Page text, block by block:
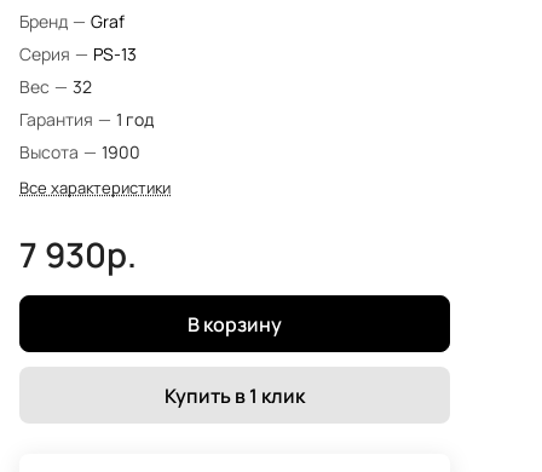
Бренд — Graf
Серия — PS-13
Вес — 32
Гарантия — 1 год
Высота — 1900
Все характеристики
7 930р.
В корзину
Купить в 1 клик